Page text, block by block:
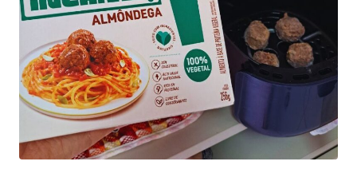
solução perfeita para você. Com apenas três
ingredientes, esta receita oferece uma combinação de
sabor e benefícios para a saúde.